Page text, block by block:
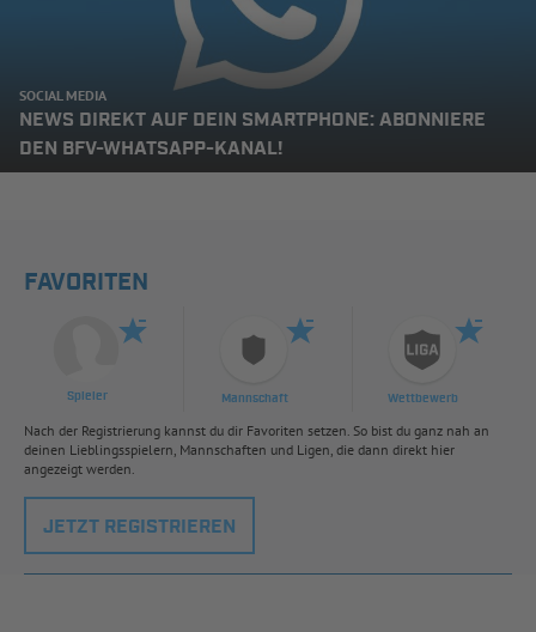
SOCIAL MEDIA
NEWS DIREKT AUF DEIN SMARTPHONE: ABONNIERE
DEN BFV-WHATSAPP-KANAL!
FAVORITEN
Spieler Mannschaft Wettbewerb
Nach der Registrierung kannst du dir Favoriten setzen. So bist du ganz nah an
deinen Lieblingsspielern, Mannschaften und Ligen, die dann direkt hier
angezeigt werden.
JETZT REGISTRIEREN